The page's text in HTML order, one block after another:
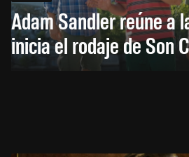
Adam Sandler reúne a
inicia el rodaje de Son